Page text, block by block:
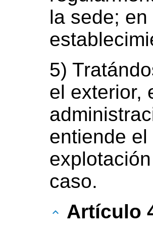
la sede;
5)
el exterior,
entiende
caso.
Artículo